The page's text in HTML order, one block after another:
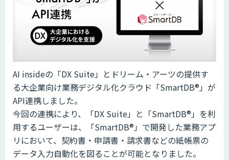
AI insideの「DX Suite」とドリーム・アーツの提供す
る大企業向け業務デジタル化クラウド「SmartDB®︎」が
API連携しました。
今回の連携により、「DX Suite」と「SmartDB®︎」を利
用するユーザーは、「SmartDB®︎」で開発した業務アプ
リにおいて、契約書・申請書・請求書などの紙帳票の
データ入力自動化を図ることが可能となりました。